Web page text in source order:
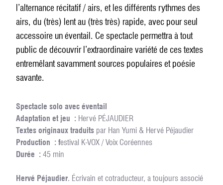
l’alternance récitatif / airs, et les différents rythmes des
airs, du (très) lent au (très très) rapide, avec pour seul
accessoire un éventail. Ce spectacle permettra à tout
public de découvrir l’extraordinaire variété de ces textes
entremêlant savamment sources populaires et poésie
savante.
Spectacle solo avec éventail
Adaptation et jeu : Hervé PÉJAUDIER
Textes originaux traduits par Han Yumi & Hervé Péjaudier
Production : festival K-VOX / Voix Coréennes
Durée : 45 min
Hervé Péjaudier. Écrivain et cotraducteur, a toujours associé